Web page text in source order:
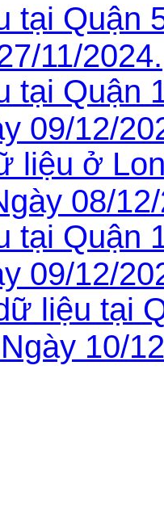
tại Quận
11/2024.
tại Quận
09/12/
liệu ở
08/
tại Quận
09/12/
liệu tại
10/